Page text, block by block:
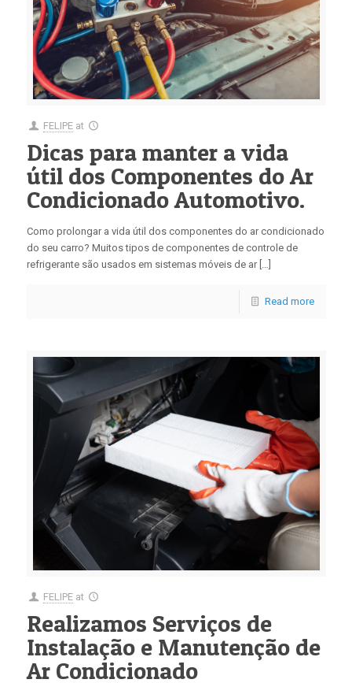
FELIPE at
Dicas para manter a vida
útil dos Componentes do Ar
Condicionado Automotivo.
Como prolongar a vida útil dos componentes do ar condicionado
do seu carro? Muitos tipos de componentes de controle de
refrigerante são usados ​​em sistemas móveis de ar […]
Read more
FELIPE at
Realizamos Serviços de
Instalação e Manutenção de
Ar Condicionado